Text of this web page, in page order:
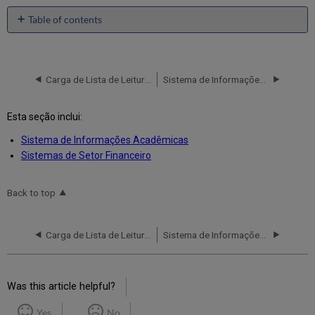
Table of contents
No
Esta seção inclui:
Sistema de Informações Acadêmicas
Sistemas de Setor Financeiro
Back to top
Carga de Lista de Leituras Sistema de Informações Acadêmicas
Was this article helpful?
Yes No